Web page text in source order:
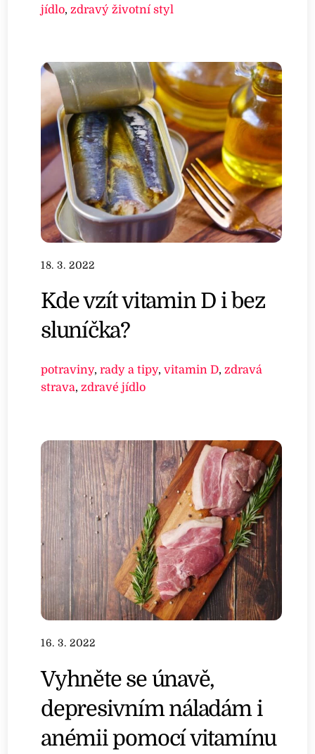
jídlo,zdravý životní styl
18. 3. 2022
Kde vzít vitamin D i bez
sluníčka?
potraviny,rady a tipy,vitamin D,zdravá
strava,zdravé jídlo
16. 3. 2022
Vyhněte se únavě,
depresivním náladám i
anémii pomocí vitamínu